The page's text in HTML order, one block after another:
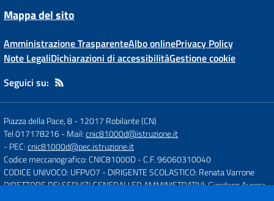
Mappa del sito
Amministrazione TrasparenteAlbo onlinePrivacy Policy
Note LegaliDichiarazioni di accessibilitàGestione cookie
Seguici su:
Piazza della Pace, 8-12017 Robilante (CN)
Tel 017178216- Mail:cnic81000d@istruzione.it
- PEC:cnic81000d@pec.istruzione.it
Codice meccanografico: CNIC81000D- C.F. 96060310040
CODICE UNIVOCO: UFPVO7 - DIRIGENTE SCOLASTICO: Renata Varrone
DIRETTORE DEI SERVIZI GENERALI ED AMMINISTRATIVI: Giordano Aurora